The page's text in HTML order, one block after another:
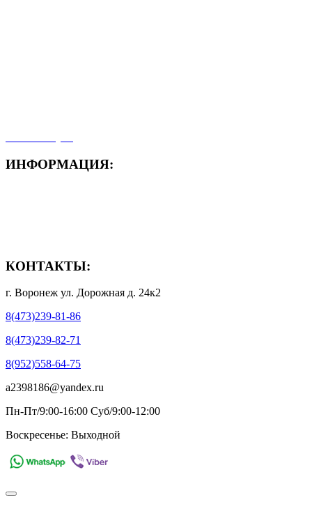
ИНФОРМАЦИЯ:
КОНТАКТЫ:
г. Воронеж ул. Дорожная д. 24к2
8(473)239-81-86
8(473)239-82-71
8(952)558-64-75
a2398186@yandex.ru
Пн-Пт/9:00-16:00 Суб/9:00-12:00
Воскресенье: Выходной